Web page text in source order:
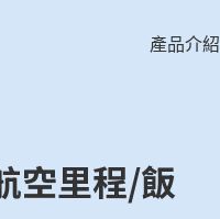
產品介紹
空里程/飯